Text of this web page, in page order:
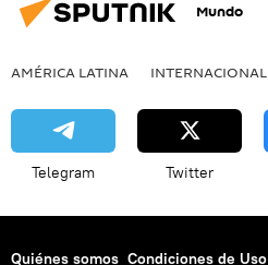
Mundo
AMÉRICA LATINA INTERNACIONAL
Telegram Twitter
Quiénes somos Condiciones de Uso